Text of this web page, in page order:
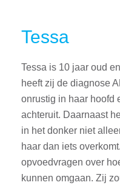
Tessa
Tessa is 10 jaar oud
heeft zij de diagnose
onrustig in haar hoofd
achteruit. Daarnaast
in het donker niet
haar dan iets
opvoedvragen over
kunnen omgaan. Zij